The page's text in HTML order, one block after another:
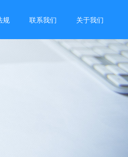
规 联系我们 关于我们